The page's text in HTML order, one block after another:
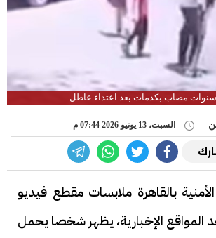
السبت، 13 يونيو 2026 07:44 م
بالقاهرة ملابسات مقطع فيديو
المواقع الإخبارية، يظهر شخصا يحمل